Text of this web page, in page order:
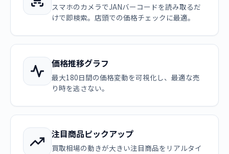
スマホのカメラでJANバーコードを読み取るだ
けで即検索。店頭での価格チェックに最適。
価格推移グラフ
最大180日間の価格変動を可視化し、最適な売
り時を逃さない。
注目商品ピックアップ
買取相場の動きが大きい注目商品をリアルタイ